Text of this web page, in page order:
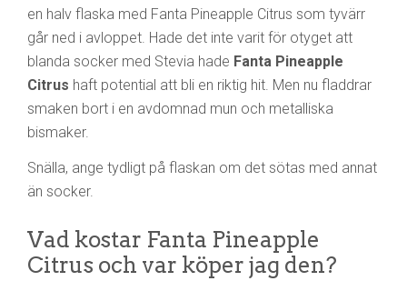
en halv flaska med Fanta Pineapple Citrus som tyvärr
går ned i avloppet. Hade det inte varit för otyget att
blanda socker med Stevia hade Fanta Pineapple
Citrus haft potential att bli en riktig hit. Men nu fladdrar
smaken bort i en avdomnad mun och metalliska
bismaker.
Snälla, ange tydligt på flaskan om det sötas med annat
än socker.
Vad kostar Fanta Pineapple
Citrus och var köper jag den?